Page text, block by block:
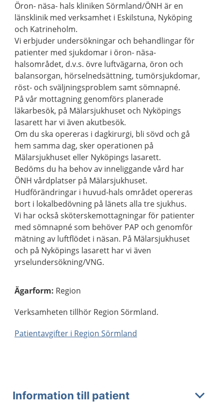
Öron- näsa- hals kliniken Sörmland/ÖNH är en
länsklinik med verksamhet i Eskilstuna, Nyköping
och Katrineholm.
Vi erbjuder undersökningar och behandlingar för
patienter med sjukdomar i öron- näsa-
halsområdet, d.v.s. övre luftvägarna, öron och
balansorgan, hörselnedsättning, tumörsjukdomar,
röst- och sväljningsproblem samt sömnapné.
På vår mottagning genomförs planerade
läkarbesök, på Mälarsjukhuset och Nyköpings
lasarett har vi även akutbesök.
Om du ska opereras i dagkirurgi, bli sövd och gå
hem samma dag, sker operationen på
Mälarsjukhuset eller Nyköpings lasarett.
Bedöms du ha behov av inneliggande vård har
ÖNH vårdplatser på Mälarsjukhuset.
Hudförändringar i huvud-hals området opereras
bort i lokalbedövning på länets alla tre sjukhus.
Vi har också sköterskemottagningar för patienter
med sömnapné som behöver PAP och genomför
mätning av luftflödet i näsan. På Mälarsjukhuset
och på Nyköpings lasarett har vi även
yrselundersökning/VNG.
Ägarform: Region
Verksamheten tillhör Region Sörmland.
Patientavgifter i Region Sörmland
Information till patient